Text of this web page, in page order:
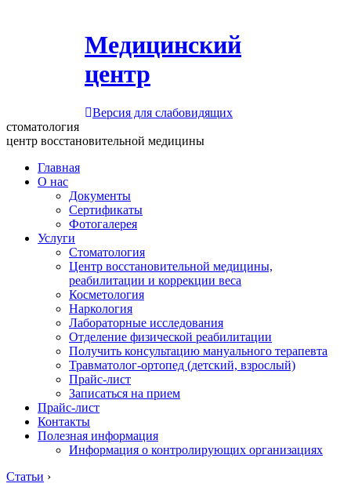
Медицинский
центр
Версия для слабовидящих
стоматология
центр восстановительной медицины
Главная
О нас
Документы
Сертификаты
Фотогалерея
Услуги
Стоматология
Центр восстановительной медицины,
реабилитации и коррекции веса
Косметология
Наркология
Лабораторные исследования
Отделение физической реабилитации
Получить консультацию мануального терапевта
Травматолог-ортопед (детский, взрослый)
Прайс-лист
Записаться на прием
Прайс-лист
Контакты
Полезная информация
Информация о контролирующих организациях
Статьи ›